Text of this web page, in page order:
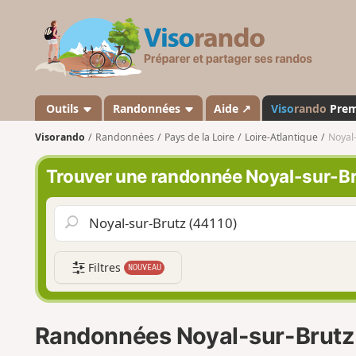
s
a
n
d
o
Outils Randonnées Aide ↗ Visorando
Visorando Randonnées Pays de la Loire Loire-Atlantique
Trouver une randonnée Noyal-sur-
Filtres NOUVEAU
Randonnées Noyal-sur-Brutz